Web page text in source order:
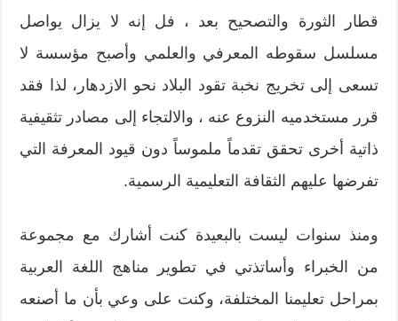
قطار الثورة والتصحيح بعد ، فل إنه لا يزال يواصل
مسلسل سقوطه المعرفي والعلمي وأصبح مؤسسة لا
تسعى إلى تخريج نخبة تقود البلاد نحو الازدهار، لذا فقد
قرر مستخدميه النزوع عنه ، والالتجاء إلى مصادر تثقيفية
ذاتية أخرى تحقق تقدماً ملموساً دون قيود المعرفة التي
تفرضها عليهم الثقافة التعليمية الرسمية.
ومنذ سنوات ليست بالبعيدة كنت أشارك مع مجموعة
من الخبراء وأساتذتي في تطوير مناهج اللغة العربية
بمراحل تعليمنا المختلفة، وكنت على وعي بأن ما أصنعه